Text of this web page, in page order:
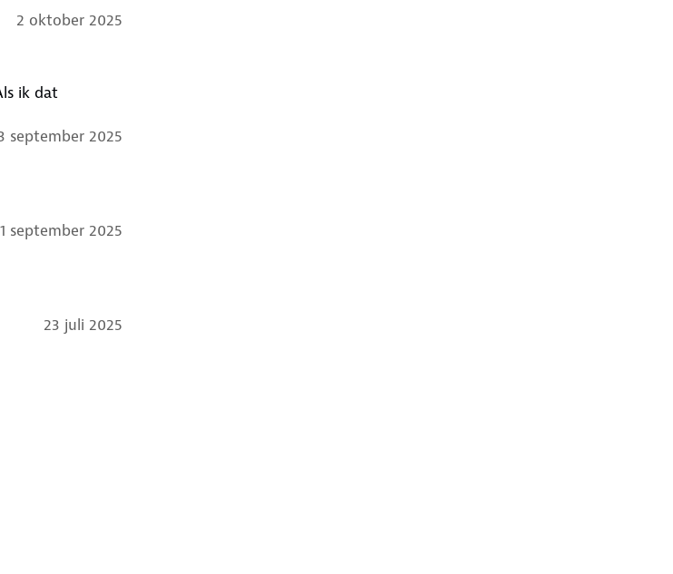
2 oktober 2025
ik dat
september 2025
1 september 2025
23 juli 2025